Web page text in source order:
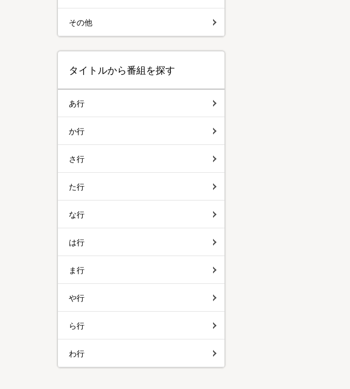
その他
タイトルから番組を探す
あ行
か行
さ行
た行
な行
は行
ま行
や行
ら行
わ行